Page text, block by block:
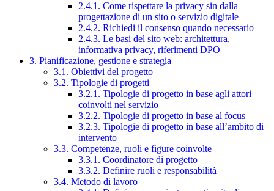
2.4.1. Come rispettare la privacy sin dalla
progettazione di un sito o servizio digitale
2.4.2. Richiedi il consenso quando necessario
2.4.3. Le basi del sito web: architettura,
informativa privacy, riferimenti DPO
3. Pianificazione, gestione e strategia
3.1. Obiettivi del progetto
3.2. Tipologie di progetti
3.2.1. Tipologie di progetto in base agli attori
coinvolti nel servizio
3.2.2. Tipologie di progetto in base al focus
3.2.3. Tipologie di progetto in base all’ambito di
intervento
3.3. Competenze, ruoli e figure coinvolte
3.3.1. Coordinatore di progetto
3.3.2. Definire ruoli e responsabilità
3.4. Metodo di lavoro